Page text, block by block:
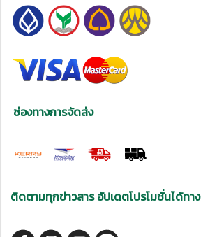
ช่องทางการจัดส่ง
ติดตามทุกข่าวสาร อัปเดตโปรโมชั่นได้ทาง